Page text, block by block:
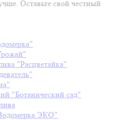
Оставьте свой честный
"Расцветайка"
"Ботанический сад"
ЭКО"